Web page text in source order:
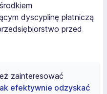
dyscyplinę płatniczą
przed
zainteresować
efektywnie odzyskać